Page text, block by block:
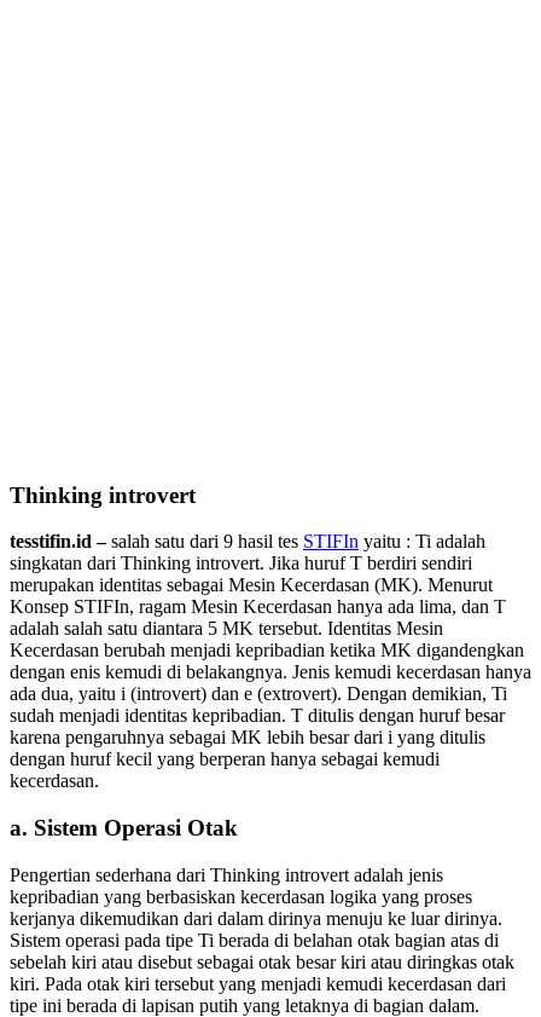
Thinking introvert
tesstifin.id –salah satu dari 9 hasil tes STIFIn yaitu : Ti adalah
singkatan dari Thinking introvert. Jika huruf T berdiri sendiri
merupakan identitas sebagai Mesin Kecerdasan (MK). Menurut
Konsep STIFIn, ragam Mesin Kecerdasan hanya ada lima, dan T
adalah salah satu diantara 5 MK tersebut. Identitas Mesin
Kecerdasan berubah menjadi kepribadian ketika MK digandengkan
dengan enis kemudi di belakangnya. Jenis kemudi kecerdasan hanya
ada dua, yaitu i (introvert) dan e (extrovert). Dengan demikian, Ti
sudah menjadi identitas kepribadian. T ditulis dengan huruf besar
karena pengaruhnya sebagai MK lebih besar dari i yang ditulis
dengan huruf kecil yang berperan hanya sebagai kemudi
kecerdasan.
a. Sistem Operasi Otak
Pengertian sederhana dari Thinking introvert adalah jenis
kepribadian yang berbasiskan kecerdasan logika yang proses
kerjanya dikemudikan dari dalam dirinya menuju ke luar dirinya.
Sistem operasi pada tipe Ti berada di belahan otak bagian atas di
sebelah kiri atau disebut sebagai otak besar kiri atau diringkas otak
kiri. Pada otak kiri tersebut yang menjadi kemudi kecerdasan dari
tipe ini berada di lapisan putih yang letaknya di bagian dalam.